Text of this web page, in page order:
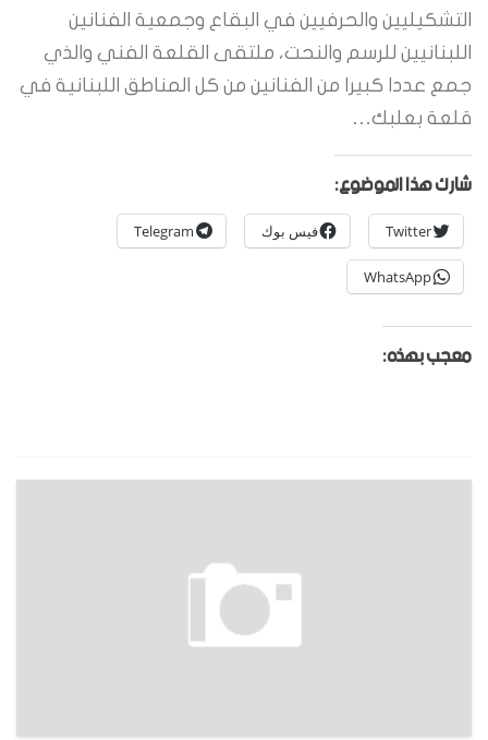
التشكيليين والحرفيين في البقاع وجمعية الفنانين
اللبنانيين للرسم والنحت، ملتقى القلعة الفني والذي
جمع عددا كبيرا من الفنانين من كل المناطق اللبنانية في
قلعة بعلبك…
شارك هذا الموضوع:
Twitter فيس بوك Telegram
WhatsApp
معجب بهذه: